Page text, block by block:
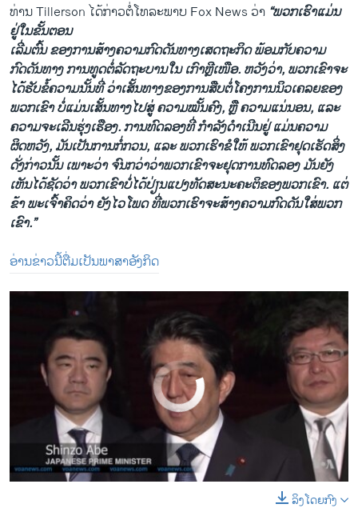
ທ່ານ Tillerson ໄດ້ກ່າວຕໍ່ໂທລະພາບ Fox News ວ່າ “ພວກເຮົາແມ່ນ
ຢູ່ໃນຂັ້ນຕອນ
ເລີ່ມຕົ້ນ ຂອງການສ້າງຄວາມກົດດັນທາງເສດຖະກິດ ພ້ອມກັບຄວາມ
ກົດດັນທາງ ການທູດຕໍ່ລັດຖະບານໃນ ເກົາຫຼີເໜືອ. ຫວັງວ່າ, ພວກເຂົາຈະ
ໄດ້ຮັບຂໍ້ຄວາມນັ້ນທີ່ ວ່າເສັ້ນທາງຂອງການສືບຕໍ່ໂຄງການນິວເຄລຍຂອງ
ພວກເຂົາ ບໍ່ແມ່ນເສັ້ນທາງໄປສູ່ ຄວາມໝັ້ນຄົງ, ຫຼື ຄວາມແນ່ນອນ, ແລະ
ຄວາມຈະເລີນຮຸ່ງເຮືອງ. ການທົດລອງທີ່ ກຳລັງດຳເນີນຢູ່ ແມ່ນຄວາມ
ຜິດຫວັງ, ມັນເປັນການກໍ່ກວນ, ແລະ ພວກເຮົາຂໍໃຫ້ ພວກເຂົາຢຸດເຮັດສິ່ງ
ດັ່ງກ່າວນັ້ນ ເພາະວ່າ ຈົນກວ່າວ່າພວກເຂົາຈະຢຸດການທົດລອງ ມັນຍັງ
ເຫັນໄດ້ຊັດວ່າ ພວກເຂົາບໍ່ໄດ້ປ່ຽນແປງທັດສະນະຄະຕິຂອງພວກເຂົາ. ແຕ່
ຂ້າ ພະເຈົ້າຄິດວ່າ ຍັງໄວໂພດ ທີ່ພວກເຮົາຈະສ້າງຄວາມກົດດັນໃສ່ພວກ
ເຂົາ.”
ອ່ານຂ່າວນີ້ຕື່ມເປັນພາສາອັງກິດ
EMBED SHARE
Japan, South Korea Condemn North Korean Latest Missile Test
byສຽງອາເມຣິກາ ວີໂອເອລາວ
SHARE
No media source currently available
ລິງໂດຍກົງ